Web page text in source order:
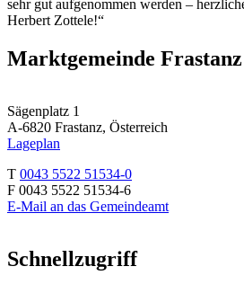
sehr gut aufgenommen werden –
Herbert Zottele!“
Marktgemeinde Frastanz
Sägenplatz 1
A-6820 Frastanz, Österreich
Lageplan
T 0043 5522 51534-0
F 0043 5522 51534-6
E-Mail an das Gemeindeamt
Schnellzugriff